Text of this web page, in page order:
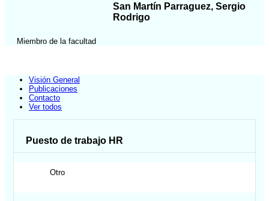
San Martín Parraguez, Sergio
Rodrigo
Miembro de la facultad
Visión General
Publicaciones
Contacto
Ver todos
Puesto de trabajo HR
Otro